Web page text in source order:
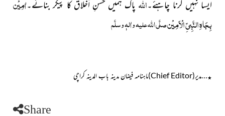
ایسا نہیں کرنا چاہئے۔اللہ پاک ہمیں حُسنِ اَخلاق کا پیکر بنائے۔اٰمِیْن
بِجَاہِ النَّبِیِّ الْاَمِیْنصلَّی اللہ علیہ واٰلہٖ وسلَّم
٭…مدیر(Chief Editor)ماہنامہ فیضان مدینہ باب المدینہ کراچی
Share